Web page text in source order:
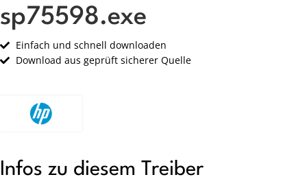
sp75598.exe
Einfach und schnell downloaden
Download aus geprüft sicherer Quelle
Infos zu diesem Treiber